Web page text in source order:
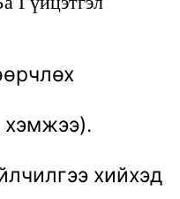
хийхэд